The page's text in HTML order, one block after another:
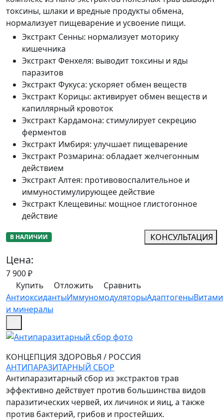
токсины, шлаки и вредные продукты обмена,
нормализует пищеварение и усвоение пищи.
Экстракт Сенны: нормализует моторику
кишечника
Экстракт Фенхеля: выводит токсины и яды
паразитов
Экстракт Фукуса: ускоряет обмен веществ
Экстракт Корицы: активирует обмен веществ и
капиллярный кровоток
Экстракт Кардамона: стимулирует секрецию
ферментов
Экстракт Имбиря: улучшает пищеварение
Экстракт Розмарина: обладает желчегонным
действием
Экстракт Алтея: противовоспалительное и
иммуностимулирующее действие
Экстракт Клещевины: мощное глистогонное
действие
В НАЛИЧИИ КОНСУЛЬТАЦИЯ
Цена:
7 900₽
Купить
Отложить
Сравнить
АнтиоксидантыИммуномодуляторыАдаптогены
и минералы
КОНЦЕПЦИЯ ЗДОРОВЬЯ / РОССИЯ
АНТИПАРАЗИТАРНЫЙ СБОР
Антипаразитарный сбор из экстрактов трав
эффективно действует против большинства видов
паразитических червей, их личинок и яиц, а также
против бактерий, грибов и простейших.